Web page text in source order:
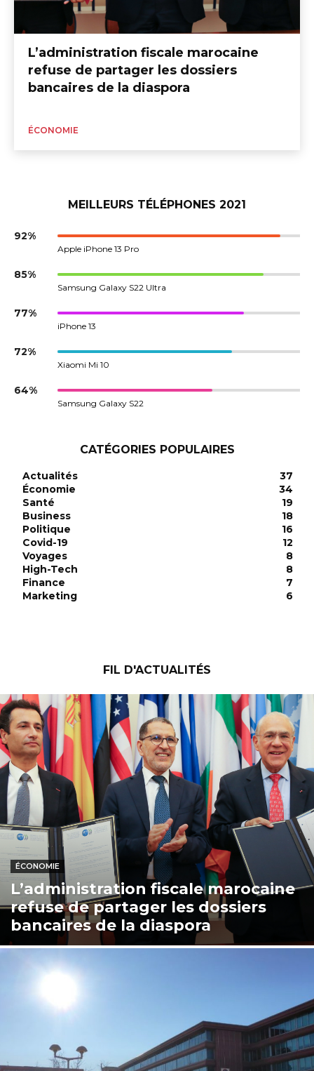
L’administration fiscale marocaine
refuse de partager les dossiers
bancaires de la diaspora
ÉCONOMIE
MEILLEURS TÉLÉPHONES 2021
92%
Apple iPhone 13 Pro
85%
Samsung Galaxy S22 Ultra
77%
iPhone 13
72%
Xiaomi Mi 10
64%
Samsung Galaxy S22
CATÉGORIES POPULAIRES
Actualités
37
Économie
34
Santé
19
Business
18
Politique
16
Covid-19
12
Voyages
8
High-Tech
8
Finance
7
Marketing
6
FIL D'ACTUALITÉS
ÉCONOMIE
L’administration fiscale marocaine
refuse de partager les dossiers
bancaires de la diaspora